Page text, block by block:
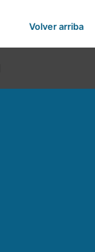
Volver arriba